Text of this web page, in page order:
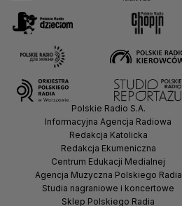
Polskie Radio S.A.
Informacyjna Agencja Radiowa
Redakcja Katolicka
Redakcja Ekumeniczna
Centrum Edukacji Medialnej
Agencja Muzyczna Polskiego Radia
Studia nagraniowe i koncertowe
Sklep Polskiego Radia